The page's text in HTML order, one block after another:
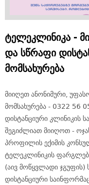
ტელეკლინიკა -
და სწრაფი
მომსახურება
მიიღეთ ანონიმური,
მომსახურება - 0322 56
დისტანციური კლინიკის
შეგიძლიათ მიიღოთ -
პროფილის ექიმის
ტელეკლინიკის
(აივ მოწყვლადი ჯგუფის)
დისტანციური